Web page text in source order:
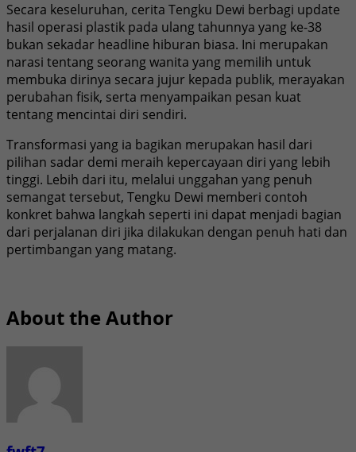
Secara keseluruhan, cerita Tengku Dewi berbagi update
hasil operasi plastik pada ulang tahunnya yang ke-38
bukan sekadar headline hiburan biasa. Ini merupakan
narasi tentang seorang wanita yang memilih untuk
membuka dirinya secara jujur kepada publik, merayakan
perubahan fisik, serta menyampaikan pesan kuat
tentang mencintai diri sendiri.
Transformasi yang ia bagikan merupakan hasil dari
pilihan sadar demi meraih kepercayaan diri yang lebih
tinggi. Lebih dari itu, melalui unggahan yang penuh
semangat tersebut, Tengku Dewi memberi contoh
konkret bahwa langkah seperti ini dapat menjadi bagian
dari perjalanan diri jika dilakukan dengan penuh hati dan
pertimbangan yang matang.
About the Author